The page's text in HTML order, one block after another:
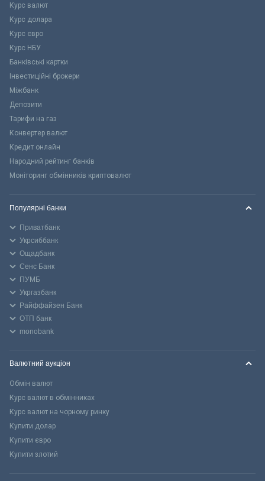
Курс валют
Курс долара
Курс євро
Курс НБУ
Банківські картки
Інвестиційні брокери
Міжбанк
Депозити
Тарифи на газ
Конвертер валют
Кредит онлайн
Народний рейтинг банків
Моніторинг обмінників криптовалют
Популярні банки
Приватбанк
Укрсиббанк
Ощадбанк
Сенс Банк
ПУМБ
Укргазбанк
Райффайзен Банк
ОТП банк
monobank
Валютний аукціон
Обмін валют
Курс валют в обмінниках
Курс валют на чорному ринку
Купити долар
Купити євро
Купити злотий